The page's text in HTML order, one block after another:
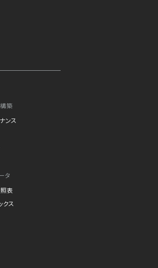
築
ンス
タ
表
クス